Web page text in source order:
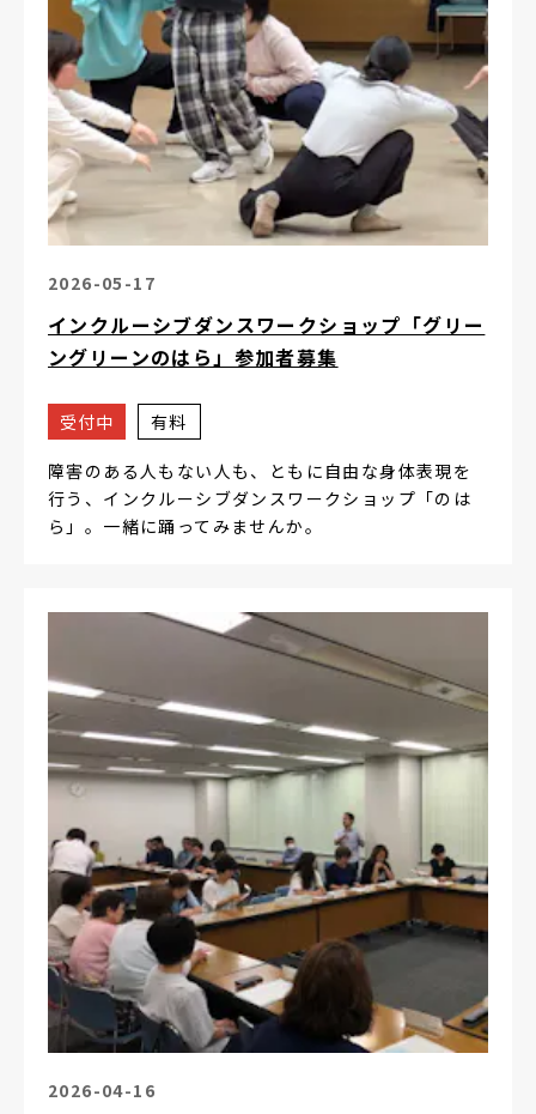
2026-05-17
インクルーシブダンスワークショップ「グリー
ングリーンのはら」参加者募集
受付中 有料
障害のある人もない人も、ともに自由な身体表現を
行う、インクルーシブダンスワークショップ「のは
ら」。一緒に踊ってみませんか。
2026-04-16